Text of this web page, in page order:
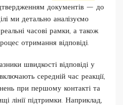
документів — до
ми детально аналізуємо
часові рамки, а також
отримання відповіді.
швидкості відповіді у
середній час реакції,
при першому контакті та
лінії підтримки. Наприклад,